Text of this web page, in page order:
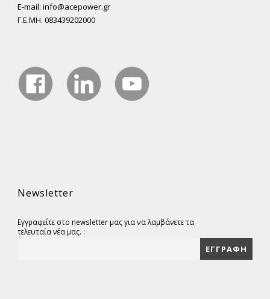
E-mail: info@acepower.gr
Γ.Ε.ΜΗ. 083439202000
Newsletter
Εγγραφείτε στο newsletter μας για να λαμβάνετε τα
τελευταία νέα μας. :